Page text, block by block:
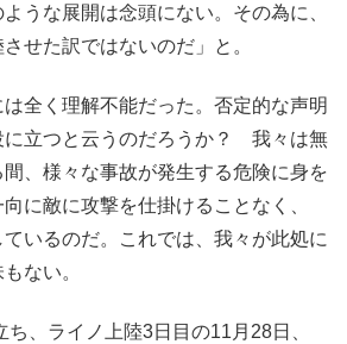
うな展開は念頭にない。その為に、
せた訳ではないのだ」と。
全く理解不能だった。否定的な声明
に立つと云うのだろうか？ 我々は無
、様々な事故が発生する危険に身を
に敵に攻撃を仕掛けることなく、
いるのだ。これでは、我々が此処に
もない。
、ライノ上陸3日目の11月28日、